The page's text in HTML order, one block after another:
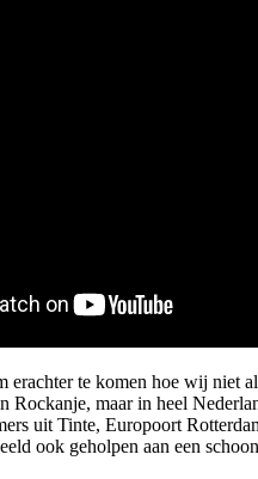
erachter te komen hoe wij niet
Rockanje, maar in heel
uit Tinte, Europoort
ook geholpen aan een